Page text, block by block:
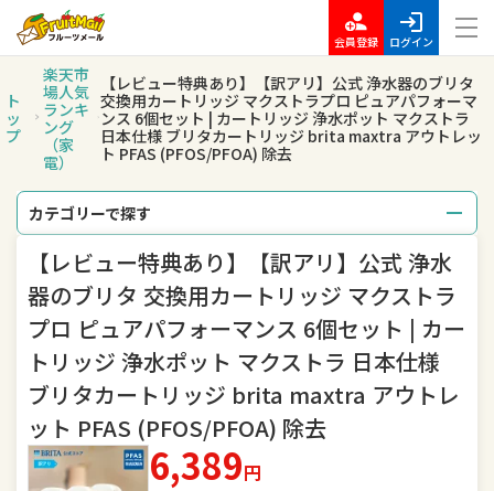
会員登録 ログイン
ト
ッ
プ
楽天市
場人気
ランキ
ング
（家
電）
【レビュー特典あり】【訳アリ】公式 浄水器のブリタ
交換用カートリッジ マクストラプロ ピュアパフォーマ
ンス 6個セット | カートリッジ 浄水ポット マクストラ
日本仕様 ブリタカートリッジ brita maxtra アウトレッ
ト PFAS (PFOS/PFOA) 除去
カテゴリーで探す
総合 レディースファッション
メンズファッション インナー・下着・ナイトウェア
バッグ・小物・ブランド雑貨 靴
キッズ・ベビー・マタニティ おもちゃ
【レビュー特典あり】【訳アリ】公式 浄水
器のブリタ 交換用カートリッジ マクストラ
プロ ピュアパフォーマンス 6個セット | カー
トリッジ 浄水ポット マクストラ 日本仕様
ブリタカートリッジ brita maxtra アウトレ
ット PFAS (PFOS/PFOA) 除去
6,389円